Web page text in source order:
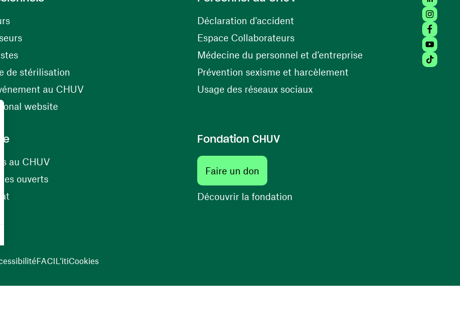
(ouvre une nouvelle fenêtre)
de stérilisation
au CHUV(ouvre une nouvelle fenêtre)
website
Déclaration d'accident(ouvre une nouvelle fenêtre)
Espace Collaborateurs(ouvre une nouvelle fenêtre)
Médecine du personnel et d’entreprise(ouvre une nouvelle
Prévention sexisme et harcèlement(ouvre une nouvelle
Usage des réseaux sociaux(ouvre une nouvelle fenêtre)
au CHUV(ouvre une nouvelle fenêtre)
ouverts(ouvre une nouvelle fenêtre)
Fondation CHUV
Faire un don(ouvre une nouvelle fenêtre)
Découvrir la fondation(ouvre une nouvelle fenêtre)
Tiktok
FACIL'itiCookies